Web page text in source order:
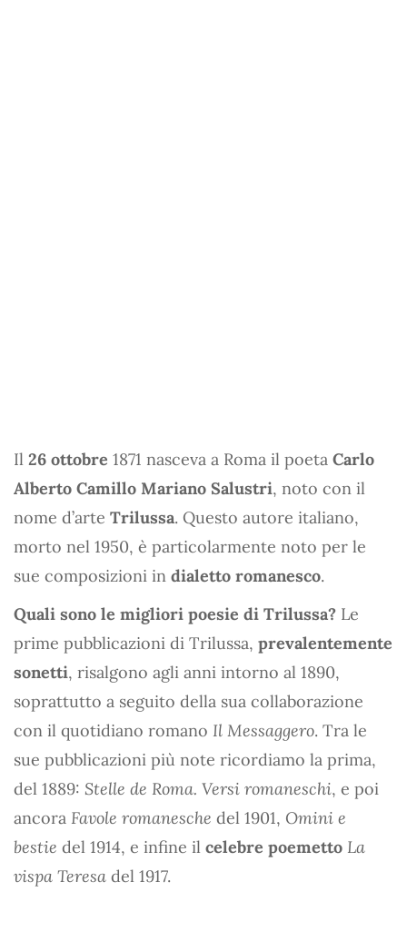
Il 26 ottobre 1871 nasceva a Roma il poeta Carlo
Alberto Camillo Mariano Salustri, noto con il
nome d’arte Trilussa. Questo autore italiano,
morto nel 1950, è particolarmente noto per le
sue composizioni in dialetto romanesco.
Quali sono le migliori poesie di Trilussa? Le
prime pubblicazioni di Trilussa, prevalentemente
sonetti, risalgono agli anni intorno al 1890,
soprattutto a seguito della sua collaborazione
con il quotidiano romano Il Messaggero. Tra le
sue pubblicazioni più note ricordiamo la prima,
del 1889: Stelle de Roma. Versi romaneschi, e poi
ancora Favole romanesche del 1901, Omini e
bestie del 1914, e infine il celebre poemetto La
vispa Teresa del 1917.